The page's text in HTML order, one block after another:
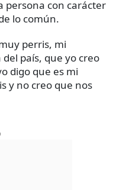
persona con carácter
lo común.
perris, mi
país, que yo creo
digo que es mi
y no creo que nos